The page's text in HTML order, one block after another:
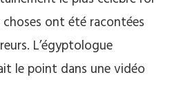
choses ont été racontées
L’égyptologue
le point dans une vidéo